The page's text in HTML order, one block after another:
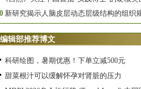
新研究揭示人脑皮层动态层级结构的组织
编辑部推荐博文
科研绘图，暑期优惠！下单立减500元
甜菜根汁可以缓解怀孕对肾脏的压力